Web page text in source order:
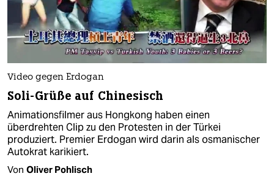
Video gegen Erdogan
Soli-Grüße auf Chinesisch
Animationsfilmer aus Hongkong haben einen
überdrehten Clip zu den Protesten in der Türkei
produziert. Premier Erdogan wird darin als osmanischer
Autokrat karikiert.
Von Oliver Pohlisch